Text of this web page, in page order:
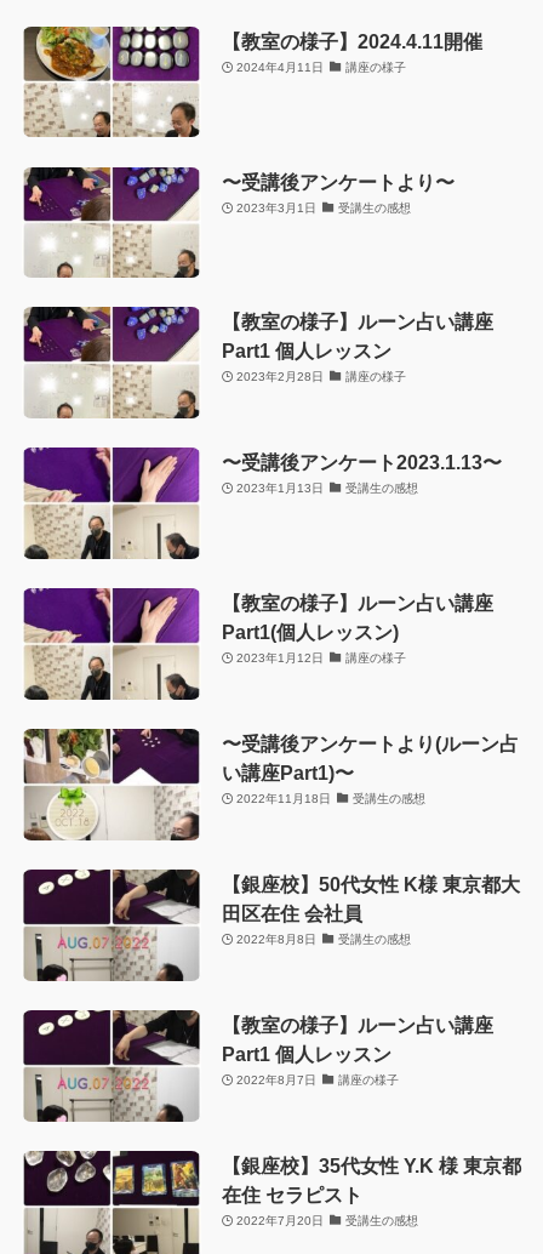
【教室の様子】2024.4.11開催
2024年4月11日 講座の様子
〜受講後アンケートより〜
2023年3月1日 受講生の感想
【教室の様子】ルーン占い講座
Part1 個人レッスン
2023年2月28日 講座の様子
〜受講後アンケート2023.1.13〜
2023年1月13日 受講生の感想
【教室の様子】ルーン占い講座
Part1(個人レッスン)
2023年1月12日 講座の様子
〜受講後アンケートより(ルーン占
い講座Part1)〜
2022年11月18日 受講生の感想
【銀座校】50代女性 K様 東京都大
田区在住 会社員
2022年8月8日 受講生の感想
【教室の様子】ルーン占い講座
Part1 個人レッスン
2022年8月7日 講座の様子
【銀座校】35代女性 Y.K 様 東京都
在住 セラピスト
2022年7月20日 受講生の感想